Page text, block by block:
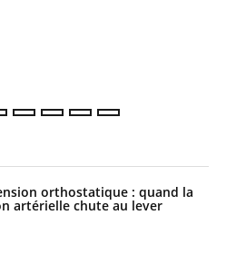
orthostatique : quand la
artérielle chute au lever